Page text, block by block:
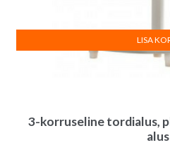
3-korruseline tordialus,
alus
LISA